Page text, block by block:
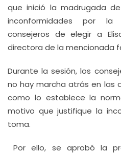
que inició la madrugada
inconformidades por
consejeros de elegir a
directora de la mencionada
Durante la sesión, los
no hay marcha atrás en las
como lo establece la
motivo que justifique la
toma.
Por ello, se aprobó la